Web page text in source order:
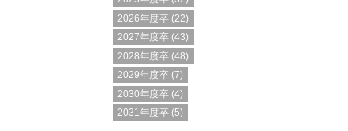
2026年度卒 (22)
2027年度卒 (43)
2028年度卒 (48)
2029年度卒 (7)
2030年度卒 (4)
2031年度卒 (5)